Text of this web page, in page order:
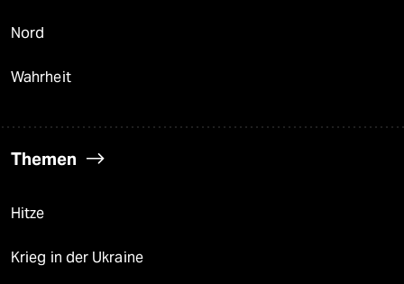
Nord
Wahrheit
Themen
Hitze
Krieg in der Ukraine